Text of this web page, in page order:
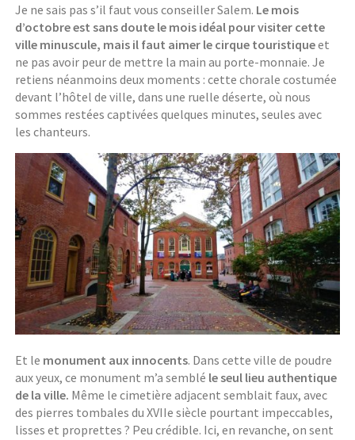
Je ne sais pas s’il faut vous conseiller Salem. Le mois
d’octobre est sans doute le mois idéal pour visiter cette
ville minuscule, mais il faut aimer le cirque touristiqueet
ne pas avoir peur de mettre la main au porte-monnaie. Je
retiens néanmoins deux moments : cette chorale costumée
devant l’hôtel de ville, dans une ruelle déserte, où nous
sommes restées captivées quelques minutes, seules avec
les chanteurs.
Et le monument aux innocents. Dans cette ville de poudre
aux yeux, ce monument m’a semblé le seul lieu authentique
de la ville. Même le cimetière adjacent semblait faux, avec
des pierres tombales du XVIIe siècle pourtant impeccables,
lisses et proprettes ? Peu crédible. Ici, en revanche, on sent